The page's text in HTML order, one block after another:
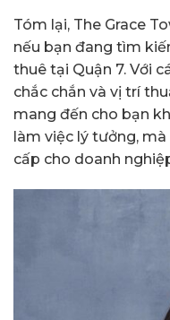
Tóm lại, The Grace
nếu bạn đang tìm
thuê tại Quận 7. Với
chắc chắn và vị trí
mang đến cho bạn
làm việc lý tưởng,
cấp cho doanh